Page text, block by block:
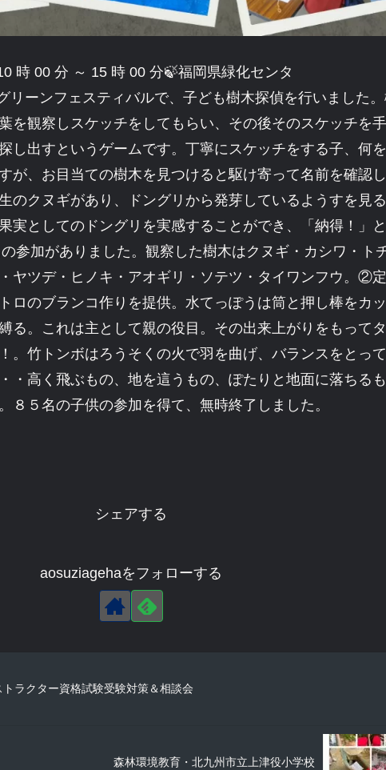
時 00 分 ～ 15 時 00 分🍃福岡県緑化センタ
ィバルで、子ども樹木探偵を行いました。
を観察しスケッチをしてもらい、その後そのスケッチを
し出すというゲームです。丁寧にスケッチをする子、何
が、お目当ての樹木を見つけると駆け寄って名前を確認
のクヌギがあり、ドングリから発芽しているようすを見
実としてのドングリを実感することができ、「納得！」
参加がありました。観察した樹木はクヌギ・カシワ・ト
ヤツデ・ヒノキ・アオギリ・ソテツ・タイワンフウ。②
ロのブランコ作りを提供。水てっぽうは筒と押し棒をカ
る。これは主として親の役目。その出来上がりをもって
。竹トンボはろうそくの火で羽を曲げ、バランスをとっ
・高く飛ぶもの、地を這うもの、ぽたりと地面に落ちる
８５名の子供の参加を得て、無時終了しました。
シェアする
aosuziagehaをフォローする
ラクター資格試験受験対策＆相談会
森林環境教育・北九州市立上津役小学校